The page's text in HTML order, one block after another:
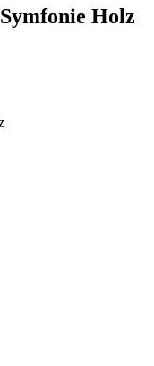
Holz